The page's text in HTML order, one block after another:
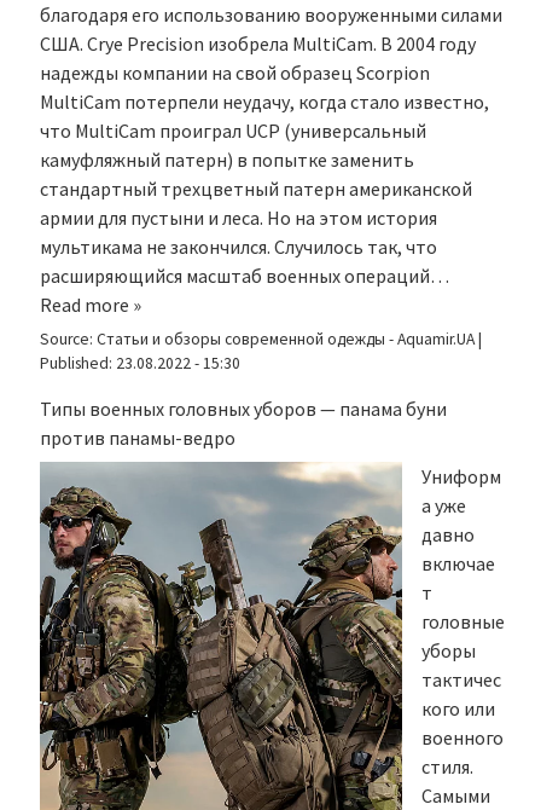
благодаря его использованию вооруженными силами
США. Crye Precision изобрела MultiCam. В 2004 году
надежды компании на свой образец Scorpion
MultiCam потерпели неудачу, когда стало известно,
что MultiCam проиграл UCP (универсальный
камуфляжный патерн) в попытке заменить
стандартный трехцветный патерн американской
армии для пустыни и леса. Но на этом история
мультикама не закончился. Случилось так, что
расширяющийся масштаб военных операций…
Read more »
Source: Статьи и обзоры современной одежды - Aquamir.UA|
Published: 23.08.2022 - 15:30
Типы военных головных уборов — панама буни
против панамы-ведро
Униформ
а уже
давно
включае
т
головные
уборы
тактичес
кого или
военного
стиля.
Самыми